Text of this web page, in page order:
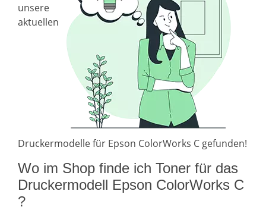
unsere
aktuellen
Druckermodelle für Epson ColorWorks C gefunden!
Wo im Shop finde ich Toner für das
Druckermodell Epson ColorWorks C
?